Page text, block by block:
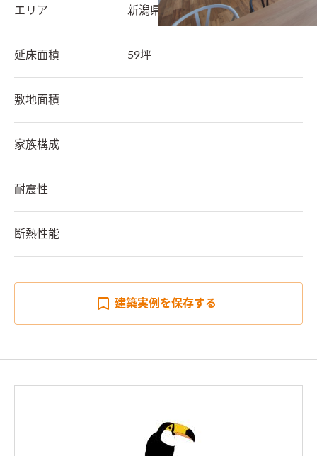
エリア 新潟県 五泉市
延床面積 59坪
敷地面積
家族構成
耐震性
断熱性能
建築実例を保存する